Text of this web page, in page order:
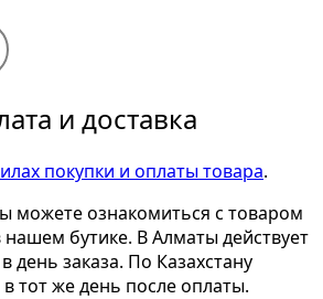
и доставка
покупки и оплаты товара.
можете ознакомиться с товаром
нашем бутике. В Алматы действует
день заказа. По Казахстану
тот же день после оплаты.